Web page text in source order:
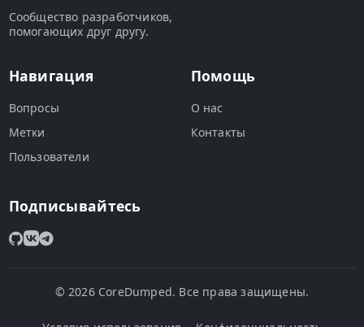
Сообщество разработчиков,
помогающих друг другу.
Навигация
Вопросы
Метки
Пользователи
Помощь
О нас
Контакты
Подписывайтесь
© 2026 CoreDumped. Все права защищены.